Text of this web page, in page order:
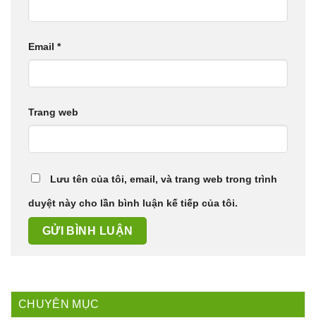
Email *
Trang web
Lưu tên của tôi, email, và trang web trong trình
duyệt này cho lần bình luận kế tiếp của tôi.
CHUYÊN MỤC